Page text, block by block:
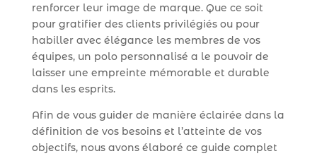
renforcer leur image de marque. Que ce soit
pour gratifier des clients privilégiés ou pour
habiller avec élégance les membres de vos
équipes, un polo personnalisé a le pouvoir de
laisser une empreinte mémorable et durable
dans les esprits.
Afin de vous guider de manière éclairée dans la
définition de vos besoins et l’atteinte de vos
objectifs, nous avons élaboré ce guide complet